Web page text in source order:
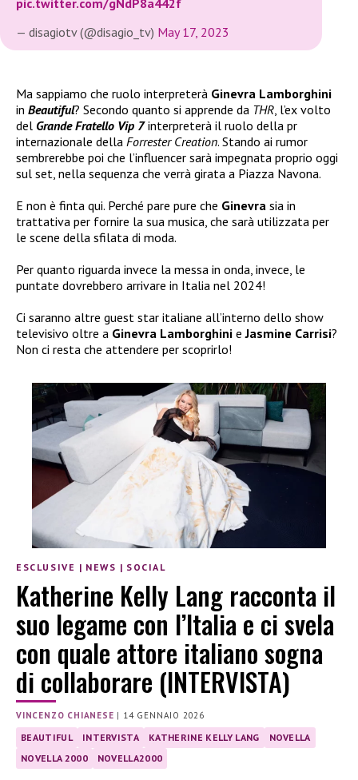
pic.twitter.com/gNdP8a442f
— disagiotv (@disagio_tv) May 17, 2023
Ma sappiamo che ruolo interpreterà Ginevra Lamborghini
in Beautiful? Secondo quanto si apprende da THR, l’ex volto
del Grande Fratello Vip 7interpreterà il ruolo della pr
internazionale della Forrester Creation. Stando ai rumor
sembrerebbe poi che l’influencer sarà impegnata proprio oggi
sul set, nella sequenza che verrà girata a Piazza Navona.
E non è finta qui. Perché pare pure che Ginevra sia in
trattativa per fornire la sua musica, che sarà utilizzata per
le scene della sfilata di moda.
Per quanto riguarda invece la messa in onda, invece, le
puntate dovrebbero arrivare in Italia nel 2024!
Ci saranno altre guest star italiane all’interno dello show
televisivo oltre a Ginevra Lamborghini eJasmine Carrisi?
Non ci resta che attendere per scoprirlo!
ESCLUSIVE | NEWS | SOCIAL
Katherine Kelly Lang racconta il
suo legame con l’Italia e ci svela
con quale attore italiano sogna
di collaborare (INTERVISTA)
VINCENZO CHIANESE | 14 GENNAIO 2026
BEAUTIFUL INTERVISTA KATHERINE KELLY LANG
NOVELLA
NOVELLA 2000
NOVELLA2000